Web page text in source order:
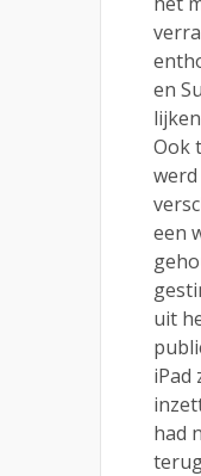
en
Ook
een
uit
iPad
had